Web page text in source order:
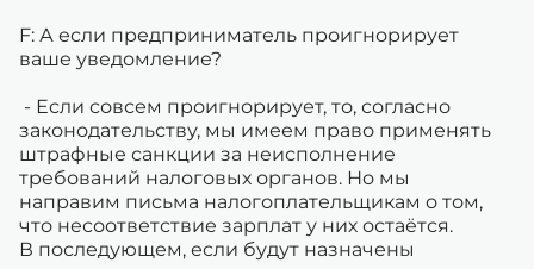
F: А если предприниматель проигнорирует
ваше уведомление?
- Если совсем проигнорирует, то, согласно
законодательству, мы имеем право применять
штрафные санкции за неисполнение
требований налоговых органов. Но мы
направим письма налогоплательщикам о том,
что несоответствие зарплат у них остаётся.
В последующем, если будут назначены